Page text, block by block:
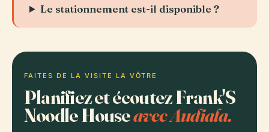
Le stationnement est-il disponible ?
FAITES DE LA VISITE LA VÔTRE
Planifiez et écoutez Frank'S
Noodle Houseavec Audiala.